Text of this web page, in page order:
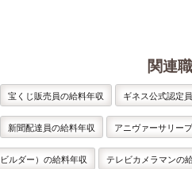
関連
宝くじ販売員の給料年収 ギネス公式認定
新聞配達員の給料年収 アニヴァーサリー
ビルダー）の給料年収 テレビカメラマンの